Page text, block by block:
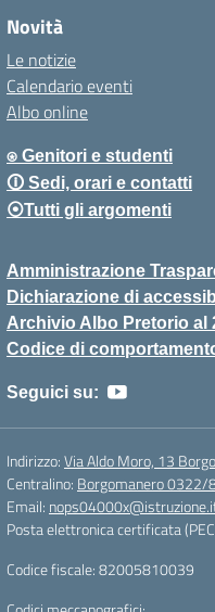
Novità
Le notizie
Calendario eventi
Albo online
⍟ Genitori e studenti
🛈 Sedi, orari e contatti
⦿Tutti gli argomenti
Amministrazione
Dichiarazione di
Archivio Albo Pretorio al
Codice di
Seguici su:
Indirizzo:Via Aldo Moro, 13
Centralino: Borgomanero
Email:
Posta elettronica certificata
Codice fiscale: 82005810039